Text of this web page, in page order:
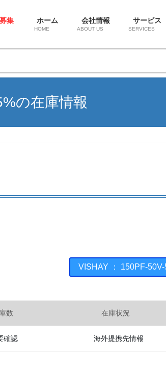
集 ホーム
HOME
会社情報
ABOUT US
サービス
SERVICES
の在庫情報
VISHAY ： 150PF-
数 在庫状況
確認 海外提携先情報